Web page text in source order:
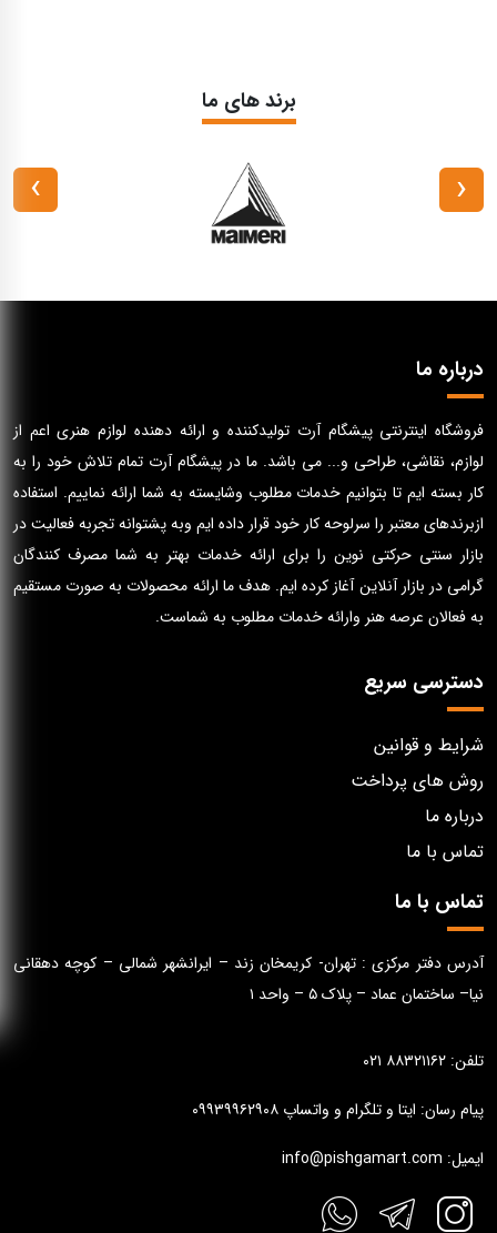
برند های ما
‹
›
درباره ما
فروشگاه اینترنتی پیشگام آرت تولیدکننده و ارائه دهنده لوازم هنری اعم از
لوازم، نقاشی، طراحی و... می باشد. ما در پیشگام آرت تمام تلاش خود را به
کار بسته ایم تا بتوانیم خدمات مطلوب وشایسته به شما ارائه نماییم. استفاده
ازبرندهای معتبر را سرلوحه کار خود قرار داده ایم وبه پشتوانه تجربه فعالیت در
بازار سنتی حرکتی نوین را برای ارائه خدمات بهتر به شما مصرف کنندگان
گرامی در بازار آنلاین آغاز کرده ایم. هدف ما ارائه محصولات به صورت مستقیم
به فعالان عرصه هنر وارائه خدمات مطلوب به شماست.
دسترسی سریع
شرایط و قوانین
روش های پرداخت
درباره ما
تماس با ما
تماس با ما
آدرس دفتر مرکزی : تهران- کریمخان زند – ایرانشهر شمالی – کوچه دهقانی
نیا– ساختمان عماد – پلاک ۵ – واحد ۱
تلفن: ۸۸۳۲۱۱۶۲ ۰۲۱
پیام رسان: ایتا و تلگرام و واتساپ ۰۹۹۳۹۹۶۲۹۰۸
ایمیل: info@pishgamart.com